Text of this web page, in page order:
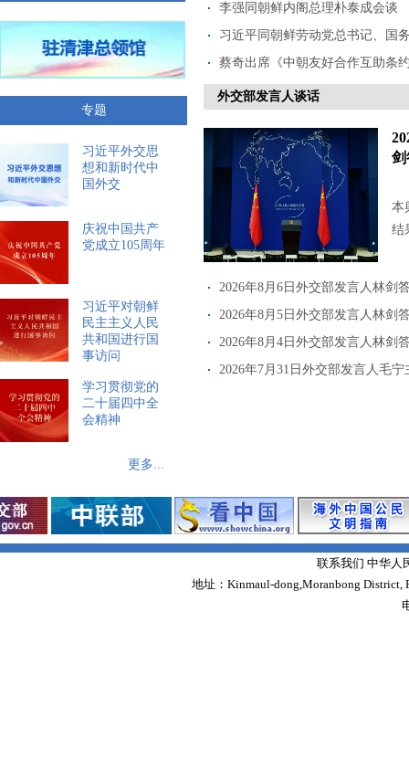
专题
习近平外交思
想和新时代中
国外交
庆祝中国共产
党成立105周年
习近平对朝鲜
民主主义人民
共和国进行国
事访问
学习贯彻党的
二十届四中全
会精神
更多...
李强同朝鲜内阁总理朴泰成会谈
习近平同朝鲜劳动党总书记、国
蔡奇出席《中朝友好合作互助条
外交部发言人谈话
剑
本
结
2026年8月6日外交部发言人林剑
2026年8月5日外交部发言人林剑
2026年8月4日外交部发言人林剑
2026年7月31日外交部发言人毛
联系我们 中华人
地址：Kinmaul-dong,Moranbong District,